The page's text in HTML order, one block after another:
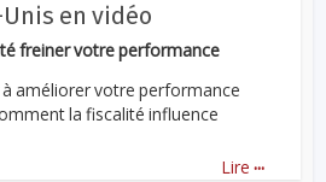
en vidéo
freiner votre performance
améliorer votre performance
la fiscalité influence
Lire ...